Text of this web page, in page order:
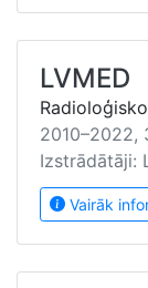
LVMED
2010–2022,
Izstrādātāji:
Vairāk